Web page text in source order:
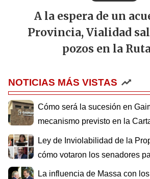
A la espera de un
Provincia, Vialidad
pozos en la
NOTICIAS MÁS VISTAS
Cómo será la sucesión en
mecanismo previsto en la
Ley de Inviolabilidad de la
cómo votaron los senadores
La influencia de Massa con